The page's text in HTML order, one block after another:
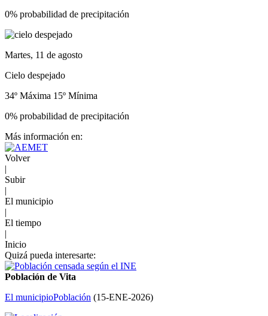
0% probabilidad de precipitación
Martes, 11 de agosto
Cielo despejado
34º Máxima 15º Mínima
0% probabilidad de precipitación
Más información en:
Volver
|
Subir
|
El municipio
|
El tiempo
|
Inicio
Quizá pueda interesarte:
Población de Vita
El municipioPoblación (15-ENE-2026)